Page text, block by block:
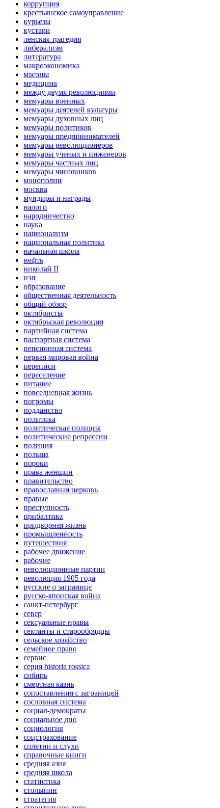
коррупция
крестьянское самоуправление
курьезы
кустари
ленская трагедия
либерализм
литература
макроэкономика
масоны
медицина
между двумя революциями
мемуары военных
мемуары деятелей культуры
мемуары духовных лиц
мемуары политиков
мемуары предпринимателей
мемуары революционеров
мемуары ученых и инженеров
мемуары частных лиц
мемуары чиновников
монополии
москва
мундиры и награды
налоги
народничество
наука
национализм
национальная политика
начальная школа
нефть
николай II
нэп
образование
общественная деятельность
общий обзор
октябристы
октябрьская революция
партийная система
паспортная система
пенсионная система
первая мировая война
переписи
переселение
питание
повседневная жизнь
погромы
подданство
политика
политическая полиция
политические репрессии
полиция
польша
пороки
права женщин
правительство
православная церковь
правые
преступность
прибалтика
придворная жизнь
промышленность
путешествия
рабочее движение
рабочие
революционные партии
революция 1905 года
русские о загранице
русско-японская война
санкт-петербург
север
сексуальные нравы
сектанты и старообрядцы
сельское хозяйство
семейное право
сервис
серия historia rossica
сибирь
смертная казнь
сопоставления с заграницей
сословная система
социал-демократы
социальное дно
социология
соцстрахование
сплетни и слухи
справочные книги
средняя азия
средняя школа
статистика
столыпин
стратегия